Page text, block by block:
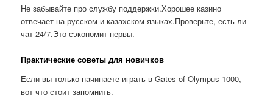
Не забывайте про службу поддержки.Хорошее казино
отвечает на русском и казахском языках.Проверьте, есть ли
чат 24/7.Это сэкономит нервы.
Практические советы для новичков
Если вы только начинаете играть в Gates of Olympus 1000,
вот что стоит запомнить.